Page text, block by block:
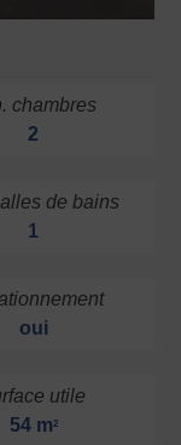
chambres
2
de bains
1
oui
utile
54 m2